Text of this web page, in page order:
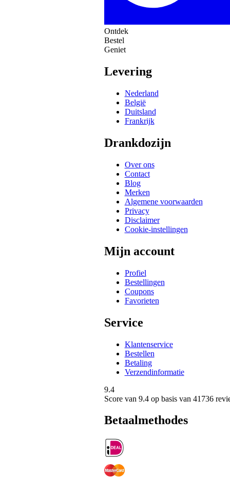
Ontdek
Bestel
Geniet
Levering
Nederland
België
Duitsland
Frankrijk
Drankdozijn
Over ons
Contact
Blog
Merken
Algemene voorwaarden
Privacy
Disclaimer
Cookie-instellingen
Mijn account
Profiel
Bestellingen
Coupons
Favorieten
Service
Klantenservice
Bestellen
Betaling
Verzendinformatie
9.4
Score van 9.4op basis van 41736
Betaalmethodes